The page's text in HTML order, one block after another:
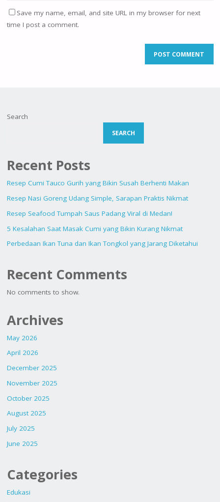
Save my name, email, and site URL in my browser for next
time I post a comment.
Search
SEARCH
Recent Posts
Resep Cumi Tauco Gurih yang Bikin Susah Berhenti Makan
Resep Nasi Goreng Udang Simple, Sarapan Praktis Nikmat
Resep Seafood Tumpah Saus Padang Viral di Medan!
5 Kesalahan Saat Masak Cumi yang Bikin Kurang Nikmat
Perbedaan Ikan Tuna dan Ikan Tongkol yang Jarang Diketahui
Recent Comments
No comments to show.
Archives
May 2026
April 2026
December 2025
November 2025
October 2025
August 2025
July 2025
June 2025
Categories
Edukasi